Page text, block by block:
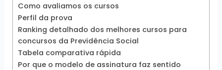
Como avaliamos os cursos
Perfil da prova
Ranking detalhado dos melhores cursos para
concursos da Previdência Social
Tabela comparativa rápida
Por que o modelo de assinatura faz sentido